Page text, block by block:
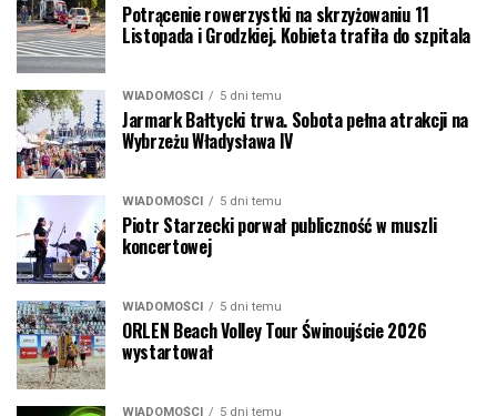
Potrącenie rowerzystki na skrzyżowaniu 11
Listopada i Grodzkiej. Kobieta trafiła do szpitala
WIADOMOŚCI 5 dni temu
Jarmark Bałtycki trwa. Sobota pełna atrakcji na
Wybrzeżu Władysława IV
WIADOMOŚCI 5 dni temu
Piotr Starzecki porwał publiczność w muszli
koncertowej
WIADOMOŚCI 5 dni temu
ORLEN Beach Volley Tour Świnoujście 2026
wystartował
WIADOMOŚCI 5 dni temu